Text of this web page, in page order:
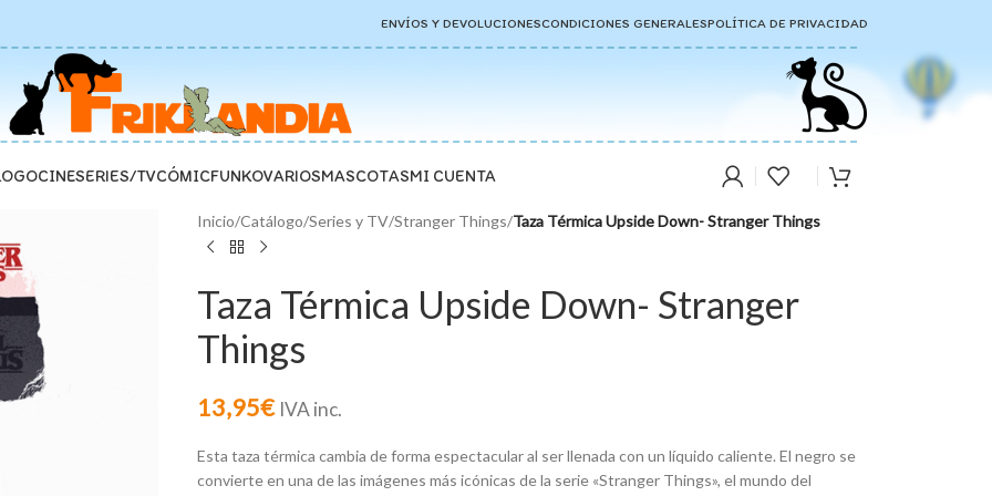
ENVÍOS Y DEVOLUCIONESCONDICIONES GENERALESPOLÍTICA DE PRIVACIDAD
CINESERIES/TVCÓMICFUNKOVARIOSMASCOTASMI CUENTA
Inicio/Catálogo/Series y TV/Stranger Things/Taza Térmica Upside Down- Stranger Things
Taza Térmica Upside Down- Stranger
Things
13,95€ IVA inc.
Esta taza térmica cambia de forma espectacular al ser llenada con un líquido caliente. El negro se
convierte en una de las imágenes más icónicas de la serie «Stranger Things», el mundo del